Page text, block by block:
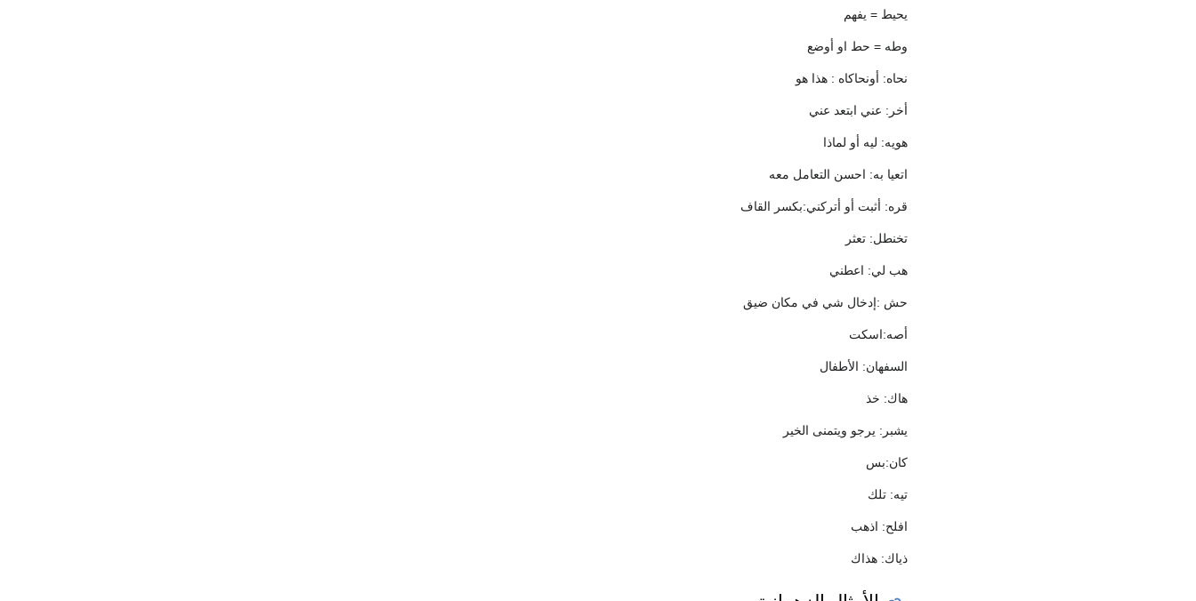
يحيط = يفهم
وطه = حط او أوضع
نحاه: أونحاكاه : هذا هو
أخر: عني ابتعد عني
هويه: ليه أو لماذا
اتعيا به: احسن التعامل معه
قره: أثبت أو أتركني:بكسر القاف
تخنطل: تعثر
هب لي: اعطني
حش :إدخال شي في مكان ضيق
أصه:اسكت
السفهان: الأطفال
هاك: خذ
يشبر: يرجو ويتمنى الخير
كان:بس
تيه: تلك
افلح: اذهب
ذياك: هذاك